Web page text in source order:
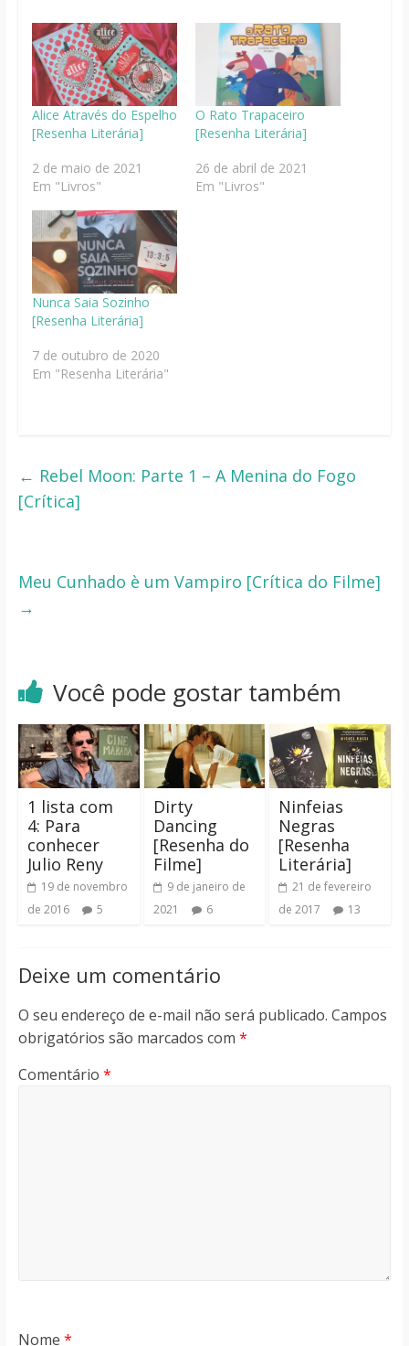
Alice Através do Espelho
[Resenha Literária]
2 de maio de 2021
Em "Livros"
O Rato Trapaceiro
[Resenha Literária]
26 de abril de 2021
Em "Livros"
Nunca Saia Sozinho
[Resenha Literária]
7 de outubro de 2020
Em "Resenha Literária"
← Rebel Moon: Parte 1 – A Menina do Fogo
[Crítica]
Meu Cunhado è um Vampiro [Crítica do Filme]
→
Você pode gostar também
1 lista com
4: Para
conhecer
Julio Reny
19 de novembro
de 2016
5
Dirty
Dancing
[Resenha do
Filme]
9 de janeiro de
2021
6
Ninfeias
Negras
[Resenha
Literária]
21 de fevereiro
de 2017
13
Deixe um comentário
O seu endereço de e-mail não será publicado. Campos
obrigatórios são marcados com *
Comentário *
Nome *